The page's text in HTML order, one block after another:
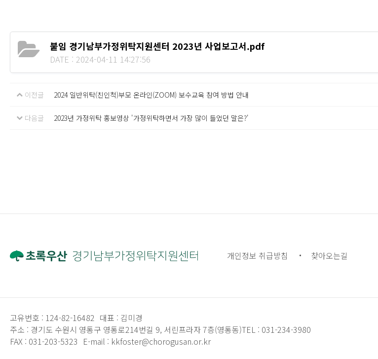
붙임 경기남부가정위탁지원센터 2023년 사업보고서.pdf
DATE : 2024-04-11 14:27:56
이전글 2024 일반위탁(친인척)부모 온라인(ZOOM) 보수교육 참여 방법 안내
다음글 2023년 가정위탁 홍보영상 '가정위탁하면서 가장 많이 들었던 말은?'
개인정보 취급방침 찾아오는길
고유번호 : 124-82-16482 대표 : 김미경
주소 : 경기도 수원시 영통구 영통로214번길 9, 서린프라자 7층(영통동)TEL : 031-234-3980
FAX : 031-203-5323 E-mail : kkfoster@chorogusan.or.kr